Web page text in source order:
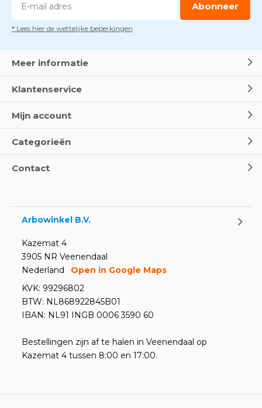
Abonneer
* Lees hier de wettelijke beperkingen
Meer informatie
Klantenservice
Mijn account
Categorieën
Contact
Arbowinkel B.V.
Kazemat 4
3905 NR Veenendaal
Nederland
Open in Google Maps
KVK: 99296802
BTW: NL868922845B01
IBAN: NL91 INGB 0006 3590 60
Bestellingen zijn af te halen in Veenendaal op
Kazemat 4 tussen 8:00 en 17:00.